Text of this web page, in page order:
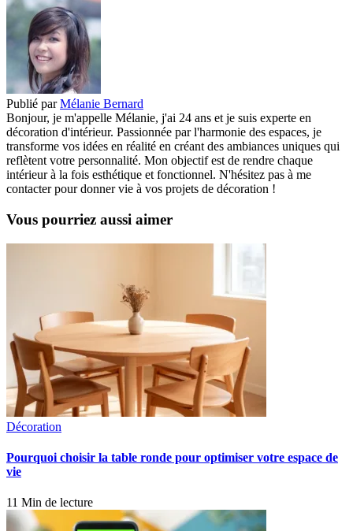
Publié par Mélanie Bernard
Bonjour, je m'appelle Mélanie, j'ai 24 ans et je suis experte en
décoration d'intérieur. Passionnée par l'harmonie des espaces, je
transforme vos idées en réalité en créant des ambiances uniques qui
reflètent votre personnalité. Mon objectif est de rendre chaque
intérieur à la fois esthétique et fonctionnel. N'hésitez pas à me
contacter pour donner vie à vos projets de décoration !
Vous pourriez aussi aimer
Décoration
Pourquoi choisir la table ronde pour optimiser votre espace de
vie
11 Min de lecture